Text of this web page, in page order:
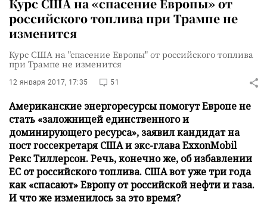
Курс США на «спасение Европы» от
российского топлива при Трампе не
изменится
Курс США на "спасение Европы" от российского топлива
при Трампе не изменится
12 января 2017, 17:35 51
Американские энергоресурсы помогут Европе не
стать «заложницей единственного и
доминирующего ресурса», заявил кандидат на
пост госсекретаря США и экс-глава ExxonMobil
Рекс Тиллерсон. Речь, конечно же, об избавлении
ЕС от российского топлива. США вот уже три года
как «спасают» Европу от российской нефти и газа.
И что же изменилось за это время?